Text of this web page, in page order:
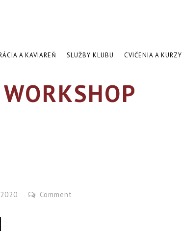
A KAVIAREŇ SLUŽBY KLUBU CVIČENIA A KURZY
WORKSHOP
Comment